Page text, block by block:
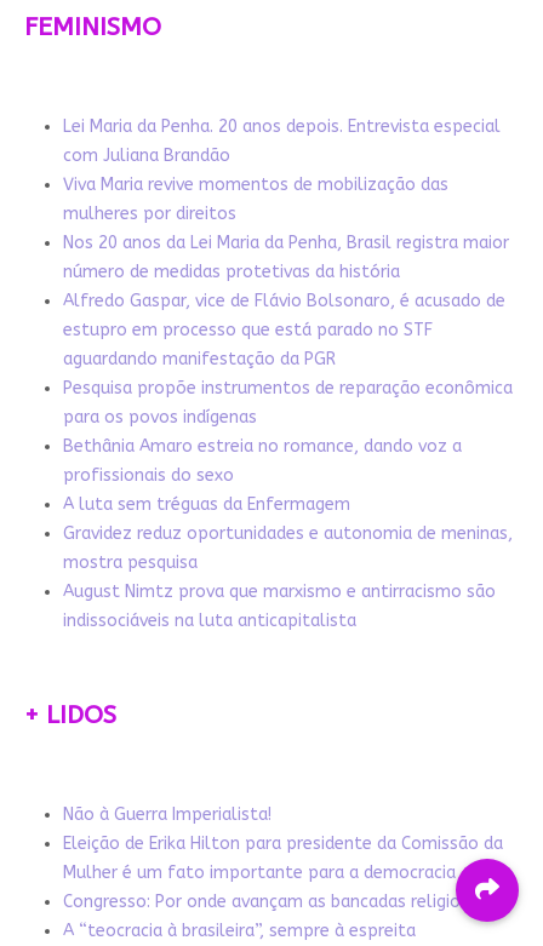
FEMINISMO
Lei Maria da Penha. 20 anos depois. Entrevista especial
com Juliana Brandão
Viva Maria revive momentos de mobilização das
mulheres por direitos
Nos 20 anos da Lei Maria da Penha, Brasil registra maior
número de medidas protetivas da história
Alfredo Gaspar, vice de Flávio Bolsonaro, é acusado de
estupro em processo que está parado no STF
aguardando manifestação da PGR
Pesquisa propõe instrumentos de reparação econômica
para os povos indígenas
Bethânia Amaro estreia no romance, dando voz a
profissionais do sexo
A luta sem tréguas da Enfermagem
Gravidez reduz oportunidades e autonomia de meninas,
mostra pesquisa
August Nimtz prova que marxismo e antirracismo são
indissociáveis na luta anticapitalista
+ LIDOS
Não à Guerra Imperialista!
Eleição de Erika Hilton para presidente da Comissão da
Mulher é um fato importante para a democracia
Congresso: Por onde avançam as bancadas religiosas
A “teocracia à brasileira”, sempre à espreita